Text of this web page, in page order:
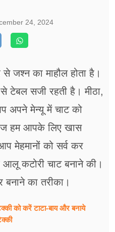
24, 2024
जश्न का माहौल होता है।
टेबल सजी रहती है। मीठा,
अपने मेन्यू में चाट को
हम आपके लिए खास
मेहमानों को सर्व कर
कटोरी चाट बनाने की।
का तरीका।
को करें टाटा-बाय और बनाये